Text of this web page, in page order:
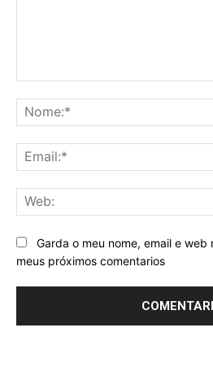
Garda o meu nome, email e
meus próximos comentarios